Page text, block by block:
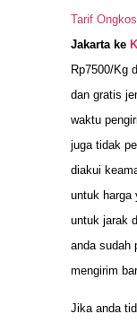
Tarif
Jakarta ke
Rp7500/Kg
dan gratis
waktu
juga tidak
diakui
untuk harga
untuk jarak
anda sudah
mengirim
Jika anda